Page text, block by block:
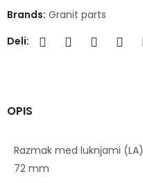
Brands: Granit parts
Deli:
OPIS
Razmak med luknjami (LA)
72 mm